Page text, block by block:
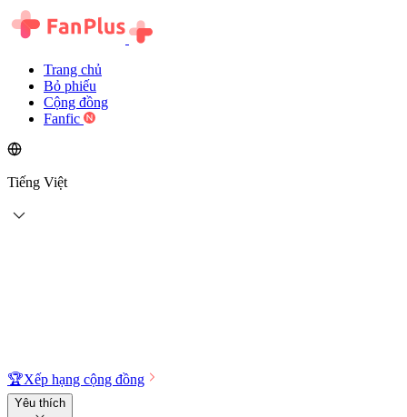
Trang chủ
Bỏ phiếu
Cộng đồng
Fanfic
Tiếng Việt
🏆Xếp hạng cộng đồng
Yêu thích